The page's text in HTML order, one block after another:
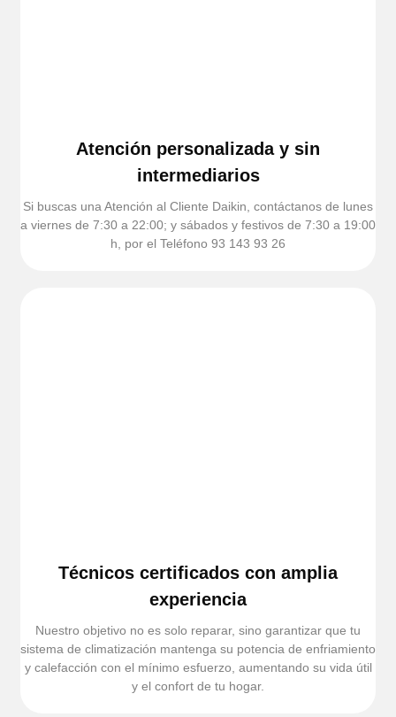
Atención personalizada y sin
intermediarios
Si buscas una Atención al Cliente Daikin, contáctanos de lunes
a viernes de 7:30 a 22:00; y sábados y festivos de 7:30 a 19:00
h, por el Teléfono 93 143 93 26
Técnicos certificados con amplia
experiencia
Nuestro objetivo no es solo reparar, sino garantizar que tu
sistema de climatización mantenga su potencia de enfriamiento
y calefacción con el mínimo esfuerzo, aumentando su vida útil
y el confort de tu hogar.